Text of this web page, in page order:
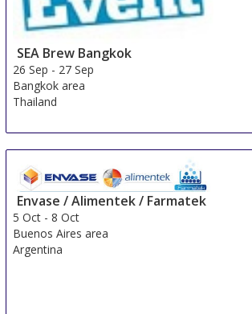
SEA Brew Bangkok
26 Sep - 27 Sep
Bangkok area
Thailand
Envase / Alimentek / Farmatek
5 Oct -8 Oct
Buenos Aires area
Argentina